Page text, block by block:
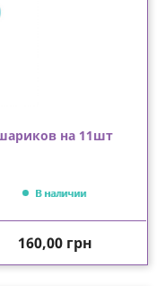
на 11шт
В наличии
Цена
160,00 грн